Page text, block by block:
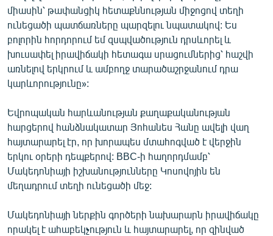
միասին՝ թափանցիկ հետաքննության միջոցով տեղի
ունեցածի պատճառները պարզելու նպատակով: Ես
բոլորին հորդորում եմ զսպվածություն դրսևորել և
խուսափել իրավիճակի հետագա սրացումներից՝ հաշվի
առնելով երկրում և ամբողջ տարածաշրջանում դրա
կարևորությունը»:
Եվրոպական հարևանության քաղաքականության
հարցերով հանձնակատար Յոհանես Հանը ավելի վաղ
հայտարարել էր, որ խորապես մտահոգված է վերջին
երկու օրերի դեպքերով: BBC-ի հաղորդմամբ՝
Մակեդոնիայի իշխանությունները Կոսովոյին են
մեղադրում տեղի ունեցածի մեջ:
Մակեդոնիայի ներքին գործերի նախարարն իրավիճակը
որակել է ահաբեկչություն և հայտարարել, որ զինված